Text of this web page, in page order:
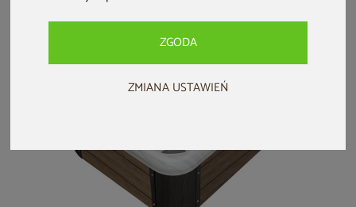
ZGODA
ZMIANA USTAWIEŃ